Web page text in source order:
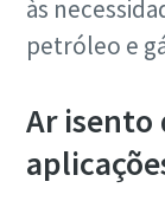
às
petróleo e
Ar isento